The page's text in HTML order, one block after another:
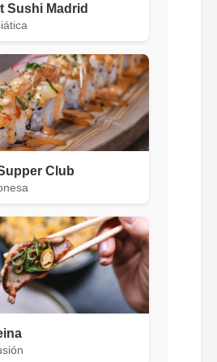
Sushi Madrid
Club